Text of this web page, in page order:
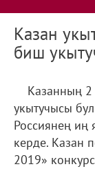
Казан
биш
Казанның 2
укытучысы
Россиянең иң
керде. Казан
2019»